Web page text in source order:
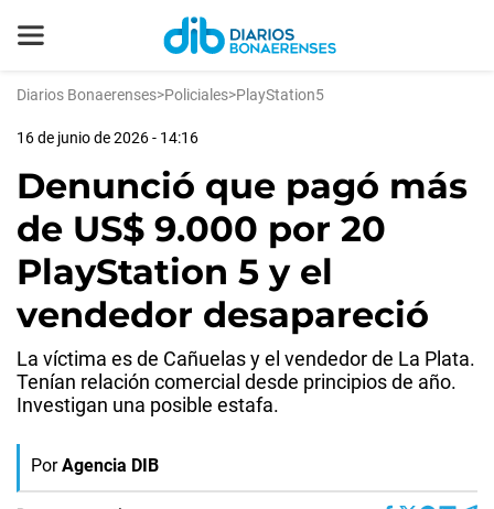
Diarios Bonaerenses>Policiales>PlayStation5
16 de junio de 2026 - 14:16
Denunció que pagó más
de US$ 9.000 por 20
PlayStation 5 y el
vendedor desapareció
La víctima es de Cañuelas y el vendedor de La Plata.
Tenían relación comercial desde principios de año.
Investigan una posible estafa.
Por Agencia DIB